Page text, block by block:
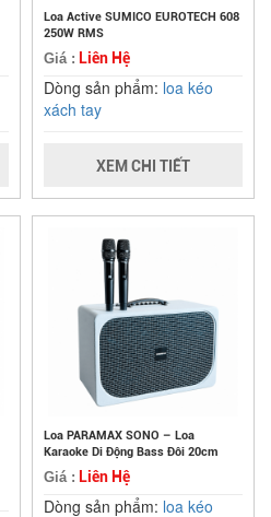
Loa Active SUMICO EUROTECH 608
250W RMS
Giá : Liên Hệ
Dòng sản phẩm: loa kéo
xách tay
XEM CHI TIẾT
Loa PARAMAX SONO – Loa
Karaoke Di Động Bass Đôi 20cm
Giá : Liên Hệ
Dòng sản phẩm: loa kéo